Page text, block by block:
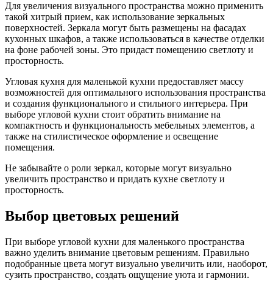
Для увеличения визуального пространства можно применить
такой хитрый прием, как использование зеркальных
поверхностей. Зеркала могут быть размещены на фасадах
кухонных шкафов, а также использоваться в качестве отделки
на фоне рабочей зоны. Это придаст помещению светлоту и
просторность.
Угловая кухня для маленькой кухни предоставляет массу
возможностей для оптимального использования пространства
и создания функционального и стильного интерьера. При
выборе угловой кухни стоит обратить внимание на
компактность и функциональность мебельных элементов, а
также на стилистическое оформление и освещение
помещения.
Не забывайте о роли зеркал, которые могут визуально
увеличить пространство и придать кухне светлоту и
просторность.
Выбор цветовых решений
При выборе угловой кухни для маленького пространства
важно уделить внимание цветовым решениям. Правильно
подобранные цвета могут визуально увеличить или, наоборот,
сузить пространство, создать ощущение уюта и гармонии.